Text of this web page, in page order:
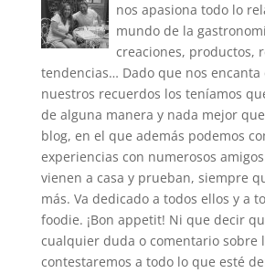
nos apasiona todo lo
mundo de la
creaciones, productos,
tendencias… Dado que nos encanta
nuestros recuerdos los teníamos
de alguna manera y nada mejor
blog, en el que además podemos
experiencias con numerosos
vienen a casa y prueban, siempre
más. Va dedicado a todos ellos y a
foodie. ¡Bon appetit! Ni que decir
cualquier duda o comentario sobre
contestaremos a todo lo que esté